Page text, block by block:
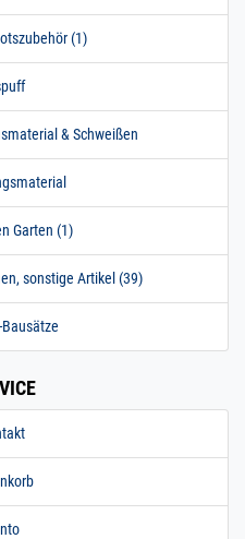
(1)
& Schweißen
Garten (1)
sonstige Artikel (39)